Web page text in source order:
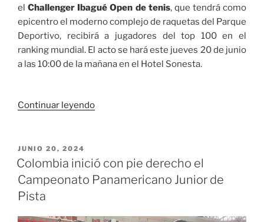
elChallenger Ibagué Open de tenis, que tendrá como
epicentro el moderno complejo de raquetas del Parque
Deportivo, recibirá a jugadores del top 100 en el
ranking mundial. El acto se hará este jueves 20 de junio
a las 10:00 de la mañana en el Hotel Sonesta.
Continuar leyendo«Este
lanzamiento del
Ibagué
de
PUBLICADO
EL
JUNIO 20, 2024
Colombia inició con pie derecho el
Campeonato Panamericano Junior de
Pista